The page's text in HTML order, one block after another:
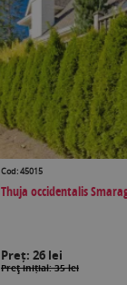
Cod: 45015
Thuja occidentalis
Preț: 26 lei
Preţ inițial: 35 lei